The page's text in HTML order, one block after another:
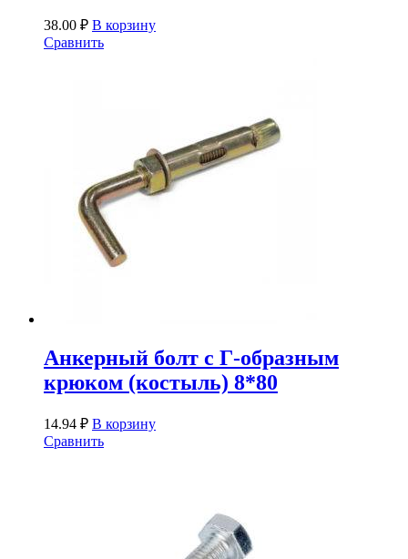
38.00 ₽ В корзину
Сравнить
Анкерный болт с Г-образным
крюком (костыль) 8*80
14.94 ₽ В корзину
Сравнить